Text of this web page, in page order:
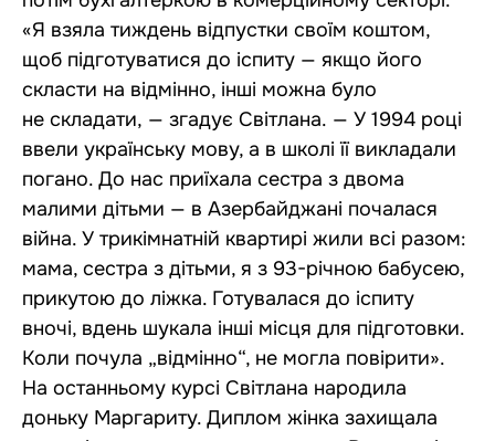
«Я взяла тиждень відпустки своїм коштом,
щоб підготуватися до іспиту — якщо його
скласти на відмінно, інші можна було
не складати, — згадує Світлана. — У 1994 році
ввели українську мову, а в школі її викладали
погано. До нас приїхала сестра з двома
малими дітьми — в Азербайджані почалася
війна. У трикімнатній квартирі жили всі разом:
мама, сестра з дітьми, я з 93-річною бабусею,
прикутою до ліжка. Готувалася до іспиту
вночі, вдень шукала інші місця для підготовки.
Коли почула „відмінно“, не могла повірити».
На останньому курсі Світлана народила
доньку Маргариту. Диплом жінка захищала